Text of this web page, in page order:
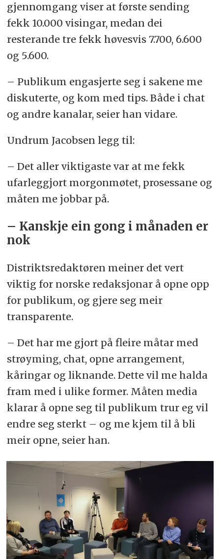
gjennomgang viser at første sending
fekk 10.000 visingar, medan dei
resterande tre fekk høvesvis 7.700, 6.600
og 5.600.
– Publikum engasjerte seg i sakene me
diskuterte, og kom med tips. Både i chat
og andre kanalar, seier han vidare.
Undrum Jacobsen legg til:
– Det aller viktigaste var at me fekk
ufarleggjort morgonmøtet, prosessane og
måten me jobbar på.
– Kanskje ein gong i månaden er
nok
Distriktsredaktøren meiner det vert
viktig for norske redaksjonar å opne opp
for publikum, og gjere seg meir
transparente.
– Det har me gjort på fleire måtar med
strøyming, chat, opne arrangement,
kåringar og liknande. Dette vil me halda
fram med i ulike former. Måten media
klarar å opne seg til publikum trur eg vil
endre seg sterkt – og me kjem til å bli
meir opne, seier han.